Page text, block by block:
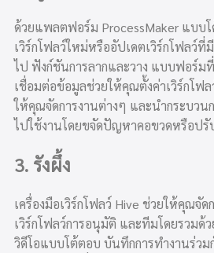
ด้วยแพลตฟอร์ม ProcessMaker แบบ
เวิร์กโฟลว์ใหม่หรืออัปเดตเวิร์กโฟลว์ที่
ไป ฟังก์ชันการลากและวาง แบบฟอร์ม
เชื่อมต่อข้อมูลช่วยให้คุณตั้งค่าเวิร์กโฟ
ให้คุณจัดการงานต่างๆ และนำกระบวน
ไปใช้งานโดยขจัดปัญหาคอขวดหรือปรั
3. รังผึ้ง
เครื่องมือเวิร์กโฟลว์ Hive ช่วยให้คุณจัด
เวิร์กโฟลว์การอนุมัติ และทีมโดยรวมด้
วิดีโอแบบโต้ตอบ บันทึกการทำงานร่ว